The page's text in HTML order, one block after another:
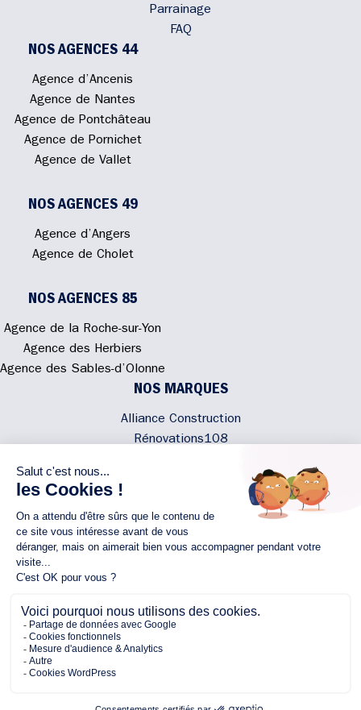
Parrainage
FAQ
NOS AGENCES 44
Agence d’Ancenis
Agence de Nantes
Agence de Pontchâteau
Agence de Pornichet
Agence de Vallet
NOS AGENCES 49
Agence d’Angers
Agence de Cholet
NOS AGENCES 85
Agence de la Roche-sur-Yon
Agence des Herbiers
Agence des Sables-d’Olonne
NOS MARQUES
Alliance Construction
Rénovations108
NOUS CONTACTER
02 40 300 200
NOUS SUIVRE